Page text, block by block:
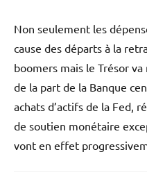
Non seulement les
cause des départs à la
boomers mais le Trésor
de la part de la Banque
achats d’actifs de la Fed,
de soutien monétaire
vont en effet